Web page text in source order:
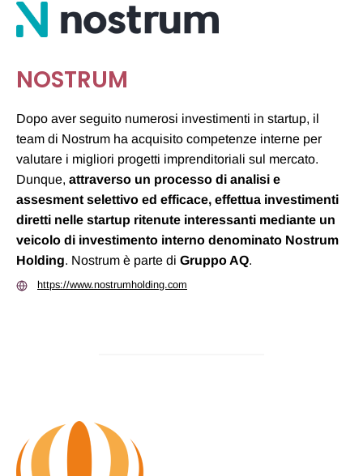
NOSTRUM
Dopo aver seguito numerosi investimenti in startup, il
team di Nostrum ha acquisito competenze interne per
valutare i migliori progetti imprenditoriali sul mercato.
Dunque, attraverso un processo di analisi e
assesment selettivo ed efficace, effettua investimenti
diretti nelle startup ritenute interessanti mediante un
veicolo di investimento interno denominato Nostrum
Holding. Nostrum è parte di Gruppo AQ.
https://www.nostrumholding.com